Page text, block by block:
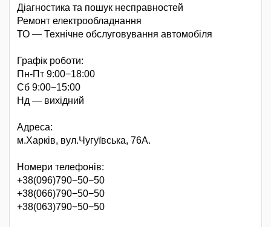
Діагностика та пошук несправностей
Ремонт електрообладнання
ТО — Технічне обслуговування автомобіля
Графік роботи:
Пн-Пт 9:00−18:00
Сб 9:00−15:00
Нд — вихідний
Адреса:
м.Харків, вул.Чугуївська, 76А.
Номери телефонів:
+38(096)790−50−50
+38(066)790−50−50
+38(063)790−50−50